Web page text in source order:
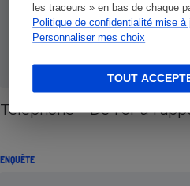
les traceurs » en bas de chaque
Politique de confidentialité mise à
Personnaliser mes choix
TOUT
Téléphone - De l'or à
ENQUÊTE